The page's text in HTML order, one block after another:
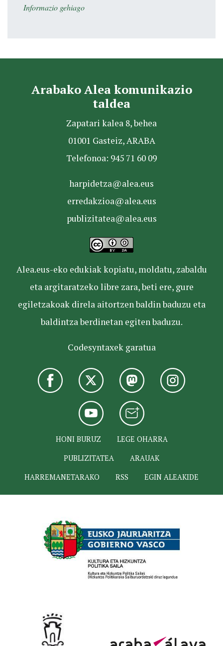
Informazio gehiago
Arabako Alea komunikazio
taldea
Zapatari kalea 8, behea
01001 Gasteiz, ARABA
Telefonoa: 945 71 60 09
harpidetza@alea.eus
erredakzioa@alea.eus
publizitatea@alea.eus
Alea.eus-eko edukiak kopiatu, moldatu, zabaldu
eta argitaratzeko libre zara, beti ere, gure
egiletzakoak direla aitortzen baldin baduzu eta
baldintza berdinetan egiten baduzu.
Codesyntaxek garatua
HONI BURUZ
LEGE OHARRA
PUBLIZITATEA
ARAUAK
HARREMANETARAKO
RSS EGIN ALEAKIDE